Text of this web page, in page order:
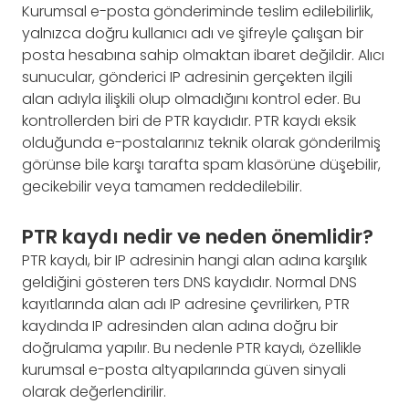
Kurumsal e-posta gönderiminde teslim edilebilirlik,
yalnızca doğru kullanıcı adı ve şifreyle çalışan bir
posta hesabına sahip olmaktan ibaret değildir. Alıcı
sunucular, gönderici IP adresinin gerçekten ilgili
alan adıyla ilişkili olup olmadığını kontrol eder. Bu
kontrollerden biri de PTR kaydıdır. PTR kaydı eksik
olduğunda e-postalarınız teknik olarak gönderilmiş
görünse bile karşı tarafta spam klasörüne düşebilir,
gecikebilir veya tamamen reddedilebilir.
PTR kaydı nedir ve neden önemlidir?
PTR kaydı, bir IP adresinin hangi alan adına karşılık
geldiğini gösteren ters DNS kaydıdır. Normal DNS
kayıtlarında alan adı IP adresine çevrilirken, PTR
kaydında IP adresinden alan adına doğru bir
doğrulama yapılır. Bu nedenle PTR kaydı, özellikle
kurumsal e-posta altyapılarında güven sinyali
olarak değerlendirilir.